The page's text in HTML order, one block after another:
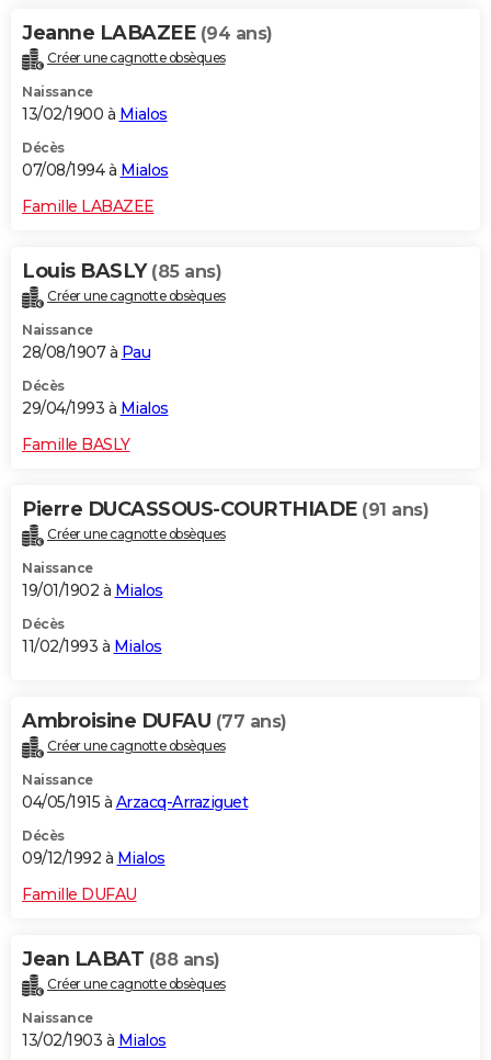
Jeanne LABAZEE (94 ans)
Créer une cagnotte obsèques
Naissance
13/02/1900 à Mialos
Décès
07/08/1994 à Mialos
Famille LABAZEE
Louis BASLY (85 ans)
Créer une cagnotte obsèques
Naissance
28/08/1907 à Pau
Décès
29/04/1993 à Mialos
Famille BASLY
Pierre DUCASSOUS-COURTHIADE (91 ans)
Créer une cagnotte obsèques
Naissance
19/01/1902 à Mialos
Décès
11/02/1993 à Mialos
Ambroisine DUFAU (77 ans)
Créer une cagnotte obsèques
Naissance
04/05/1915 à Arzacq-Arraziguet
Décès
09/12/1992 à Mialos
Famille DUFAU
Jean LABAT (88 ans)
Créer une cagnotte obsèques
Naissance
13/02/1903 à Mialos